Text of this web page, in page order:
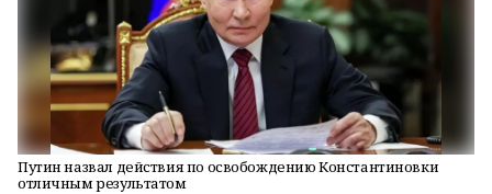
Путин назвал действия по освобождению Константиновки
отличным результатом